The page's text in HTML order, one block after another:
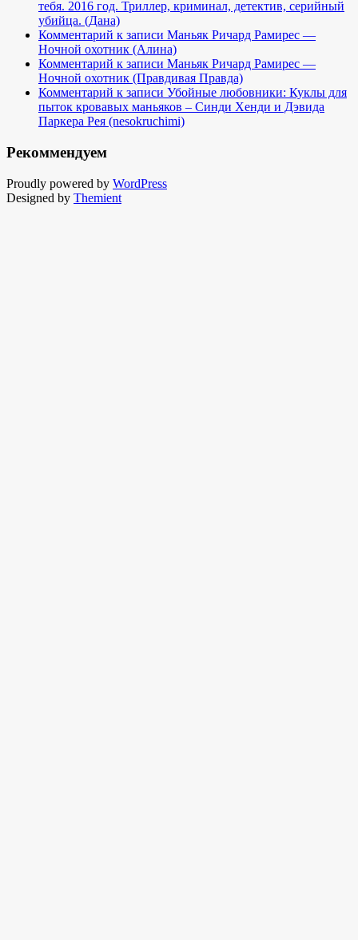
тебя. 2016 год. Триллер, криминал, детектив, серийный
убийца. (Дана)
Комментарий к записи Маньяк Ричард Рамирес —
Ночной охотник (Алина)
Комментарий к записи Маньяк Ричард Рамирес —
Ночной охотник (Правдивая Правда)
Комментарий к записи Убойные любовники: Куклы для
пыток кровавых маньяков – Синди Хенди и Дэвида
Паркера Рея (nesokruchimi)
Рекоммендуем
Proudly powered by WordPress
Designed by Themient